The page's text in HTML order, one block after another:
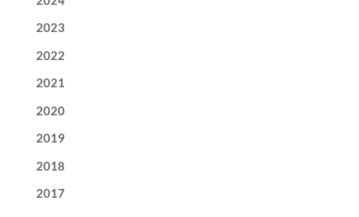
2023
2022
2021
2020
2019
2018
2017